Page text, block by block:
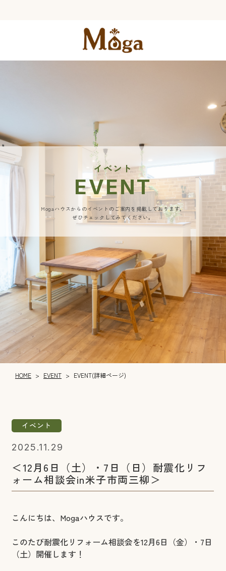
イベント
EVENT
Mogaハウスからのイベントのご案内を掲載しております。
ぜひチェックしてみてください。​​​​​​​
HOME > EVENT > EVENT(詳細ページ)
イベント
2025.11.29
＜12月6日（土）・7日（日）耐震化リフ
ォーム相談会in米子市両三柳＞
こんにちは、Mogaハウスです。
このたび耐震化リフォーム相談会を12月6日（金）・7日
（土）開催します！